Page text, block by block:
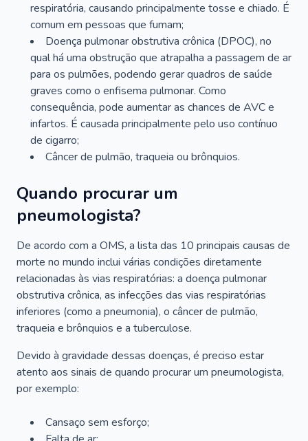
respiratória, causando principalmente tosse e chiado. É
comum em pessoas que fumam;
Doença pulmonar obstrutiva crônica (DPOC), no
qual há uma obstrução que atrapalha a passagem de ar
para os pulmões, podendo gerar quadros de saúde
graves como o enfisema pulmonar. Como
consequência, pode aumentar as chances de AVC e
infartos. É causada principalmente pelo uso contínuo
de cigarro;
Câncer de pulmão, traqueia ou brônquios.
Quando procurar um
pneumologista?
De acordo com a OMS, a lista das 10 principais causas de
morte no mundo inclui várias condições diretamente
relacionadas às vias respiratórias: a doença pulmonar
obstrutiva crônica, as infecções das vias respiratórias
inferiores (como a pneumonia), o câncer de pulmão,
traqueia e brônquios e a tuberculose.
Devido à gravidade dessas doenças, é preciso estar
atento aos sinais de quando procurar um pneumologista,
por exemplo:
Cansaço sem esforço;